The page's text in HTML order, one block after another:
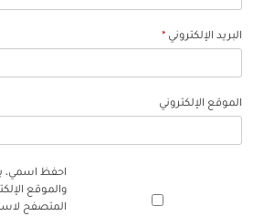
البريد الإلكتروني *
الموقع الإلكتروني
احفظ اسمي،
والموقع
المتصفح